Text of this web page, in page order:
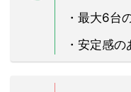
・最大6台
・安定感